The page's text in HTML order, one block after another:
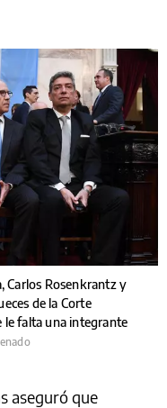
Carlos Rosenkrantz y
de la Corte
le falta una integrante
aseguró que